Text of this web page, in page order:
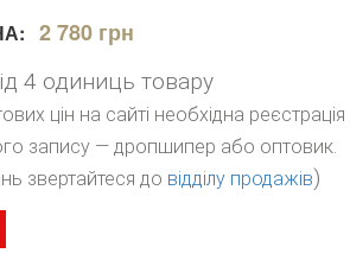
2 780 грн
4 одиниць товару
цін на сайті необхідна реєстрація
запису — дропшипер або оптовик.
звертайтеся до відділу продажів)